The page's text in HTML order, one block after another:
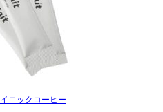
イニックコーヒー